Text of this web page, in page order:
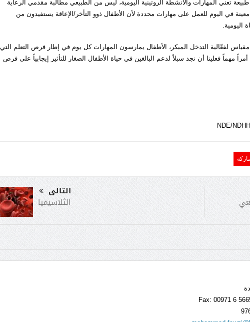
تعني المهارات والانشطة الروتينية اليومية، ليس من الطبيعي مطالبة مقدمي الرعاية
في اليوم للعمل على مهارات محددة لأن الأطفال ذوو التأخر/الإعاقة يستفيدون من
اليومية.
لفعّالية التدخل المبكر، الأطفال يمارسون المهارات كل يوم في إطار فرص التعلم التي
فعلينا أن نجد سبلاً لدعم البالغين في حياة الأطفال الصغار للتأثير إيجابياً على فرص
NDE/
التالى
الثلاسيميا